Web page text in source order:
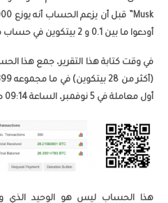
أودعوا ما بين 0.1 و 2 بيتكوين في حساب معين.
أول معاملة في 5 نوفمبر، الساعة 09:14 صباحًا.
هذا الحساب ليس هو الوحيد الذي